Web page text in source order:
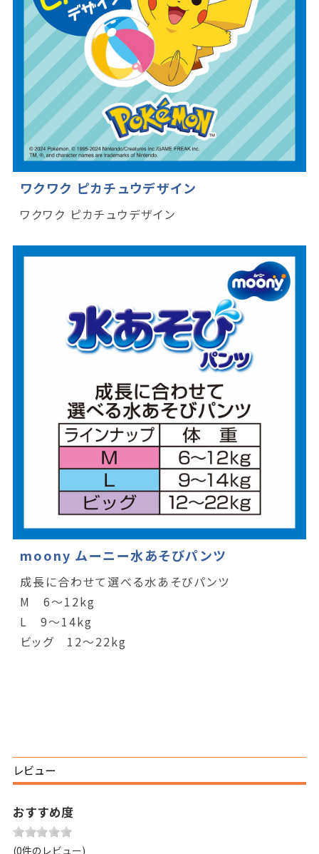
ワクワク ピカチュウデザイン
ワクワク ピカチュウデザイン
moony ムーニー水あそびパンツ
成長に合わせて選べる水あそびパンツ
M 6～12kg
L 9～14kg
ビッグ 12～22kg
レビュー
おすすめ度
(0件のレビュー)